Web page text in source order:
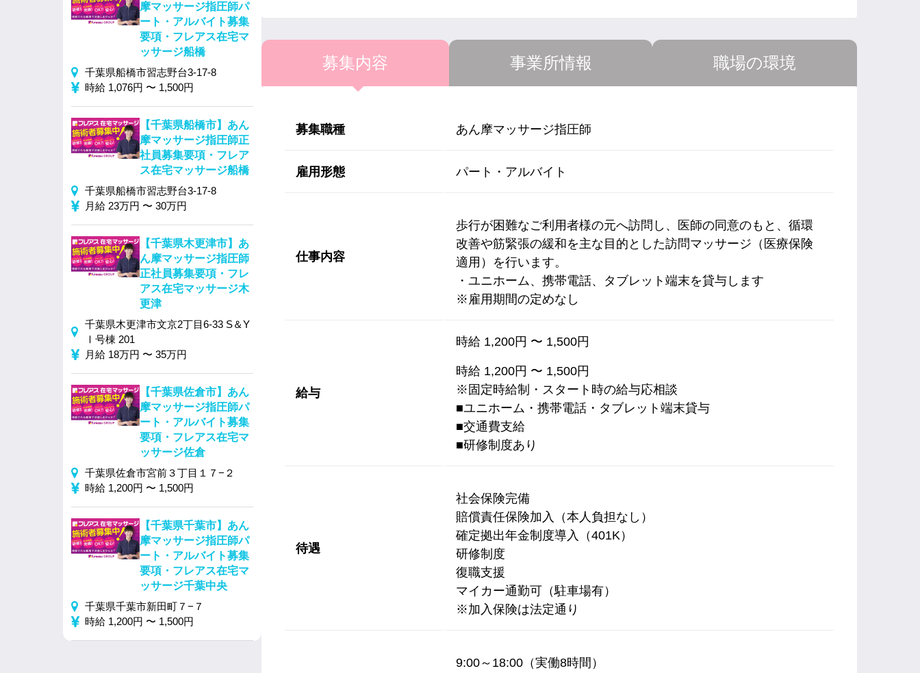
募集内容 事業所情報 職場の環境
募集職種 あん摩マッサージ指圧師
雇用形態 パート・アルバイト
仕事内容
歩行が困難なご利用者様の元へ訪問し、医師の同意のもと、循環
改善や筋緊張の緩和を主な目的とした訪問マッサージ（医療保険
適用）を行います。
・ユニホーム、携帯電話、タブレット端末を貸与します
※雇用期間の定めなし
給与
時給 1,200円 〜 1,500円
時給 1,200円 〜 1,500円
※固定時給制・スタート時の給与応相談
■ユニホーム・携帯電話・タブレット端末貸与
■交通費支給
■研修制度あり
待遇
社会保険完備
賠償責任保険加入（本人負担なし）
確定拠出年金制度導入（401K）
研修制度
復職支援
マイカー通勤可（駐車場有）
※加入保険は法定通り
9:00～18:00（実働8時間）
摩マッサージ指圧師パ
ート・アルバイト募集
要項・フレアス在宅マ
ッサージ船橋
千葉県船橋市習志野台3-17-8
時給 1,076円 〜 1,500円
【千葉県船橋市】あん
摩マッサージ指圧師正
社員募集要項・フレア
ス在宅マッサージ船橋
千葉県船橋市習志野台3-17-8
月給 23万円 〜 30万円
【千葉県木更津市】あ
ん摩マッサージ指圧師
正社員募集要項・フレ
アス在宅マッサージ木
更津
千葉県木更津市文京2丁目6-33 S＆Y
Ⅰ号棟 201
月給 18万円 〜 35万円
【千葉県佐倉市】あん
摩マッサージ指圧師パ
ート・アルバイト募集
要項・フレアス在宅マ
ッサージ佐倉
千葉県佐倉市宮前３丁目１７−２
時給 1,200円 〜 1,500円
【千葉県千葉市】あん
摩マッサージ指圧師パ
ート・アルバイト募集
要項・フレアス在宅マ
ッサージ千葉中央
千葉県千葉市新田町７−７
時給 1,200円 〜 1,500円